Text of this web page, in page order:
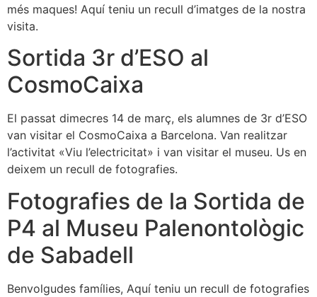
més maques! Aquí teniu un recull d’imatges de la nostra
visita.
Sortida 3r d’ESO al
CosmoCaixa
El passat dimecres 14 de març, els alumnes de 3r d’ESO
van visitar el CosmoCaixa a Barcelona. Van realitzar
l’activitat «Viu l’electricitat» i van visitar el museu. Us en
deixem un recull de fotografies.
Fotografies de la Sortida de
P4 al Museu Palenontològic
de Sabadell
Benvolgudes famílies, Aquí teniu un recull de fotografies